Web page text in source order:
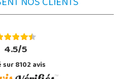
4.5/5
sur 8102 avis